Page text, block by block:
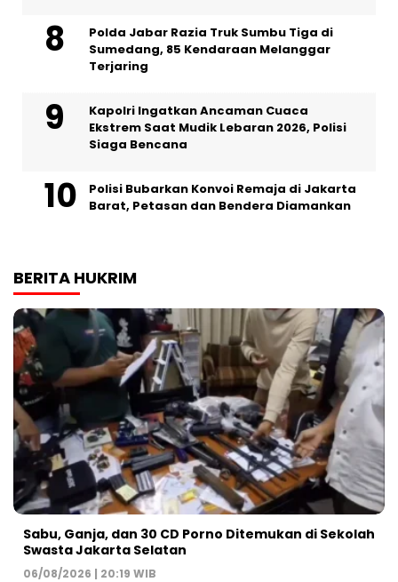
Polda Jabar Razia Truk Sumbu Tiga di
Sumedang, 85 Kendaraan Melanggar
Terjaring
Kapolri Ingatkan Ancaman Cuaca
Ekstrem Saat Mudik Lebaran 2026, Polisi
Siaga Bencana
Polisi Bubarkan Konvoi Remaja di Jakarta
Barat, Petasan dan Bendera Diamankan
BERITA HUKRIM
Sabu, Ganja, dan 30 CD Porno Ditemukan di Sekolah
Swasta Jakarta Selatan
06/08/2026 | 20:19 WIB